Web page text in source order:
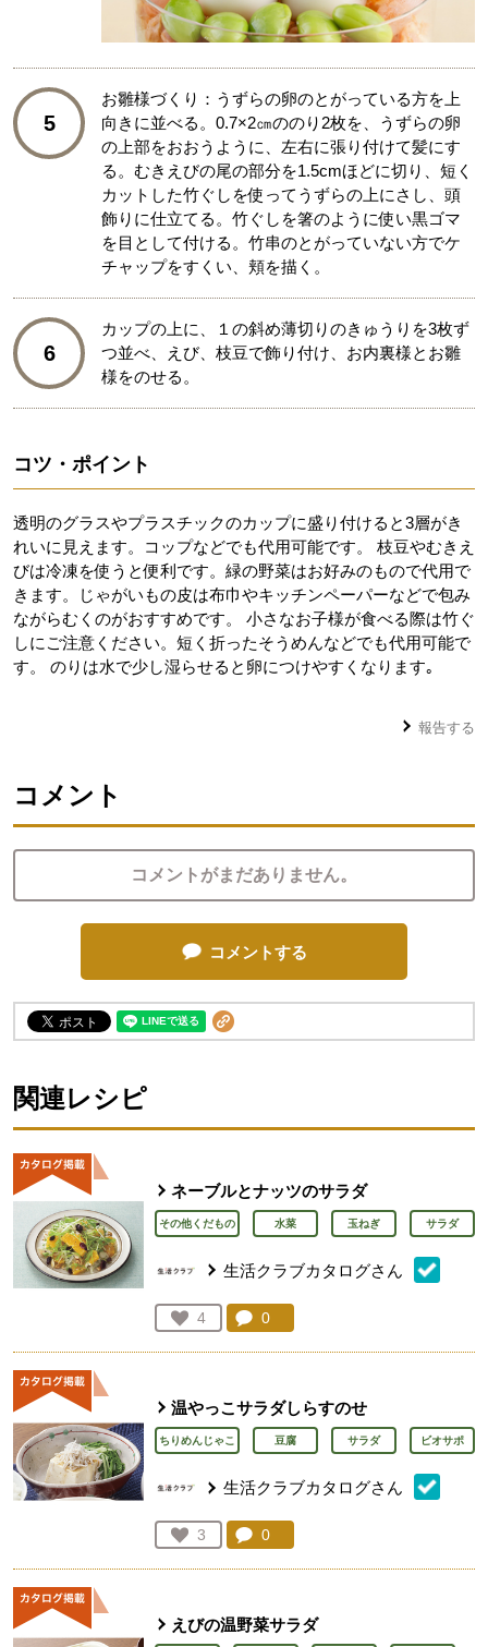
5
お雛様づくり：うずらの卵のとがっている方を上
向きに並べる。0.7×2㎝ののり2枚を、うずらの卵
の上部をおおうように、左右に張り付けて髪にす
る。むきえびの尾の部分を1.5cmほどに切り、短く
カットした竹ぐしを使ってうずらの上にさし、頭
飾りに仕立てる。竹ぐしを箸のように使い黒ゴマ
を目として付ける。竹串のとがっていない方でケ
チャップをすくい、頬を描く。
6
カップの上に、１の斜め薄切りのきゅうりを3枚ず
つ並べ、えび、枝豆で飾り付け、お内裏様とお雛
様をのせる。
コツ・ポイント
透明のグラスやプラスチックのカップに盛り付けると3層がき
れいに見えます。コップなどでも代用可能です。 枝豆やむきえ
びは冷凍を使うと便利です。緑の野菜はお好みのもので代用で
きます。じゃがいもの皮は布巾やキッチンペーパーなどで包み
ながらむくのがおすすめです。 小さなお子様が食べる際は竹ぐ
しにご注意ください。短く折ったそうめんなどでも代用可能で
す。 のりは水で少し湿らせると卵につけやすくなります｡
報告する
コメント
コメントがまだありません。
コメントする
関連レシピ
ネーブルとナッツのサラダ
その他くだもの 水菜 玉ねぎ サラダ
生活クラブカタログさん
お気に入り登録：
4
人が登録
コメント：
0
温やっこサラダしらすのせ
ちりめんじゃこ 豆腐 サラダ ビオサポ
生活クラブカタログさん
お気に入り登録：
3
人が登録
コメント：
0
えびの温野菜サラダ